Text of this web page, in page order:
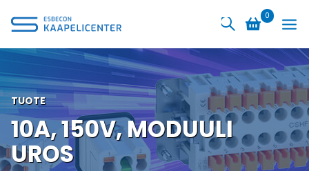
sisältöön
0
TUOTE
10A, 150V, MODUULI
UROS